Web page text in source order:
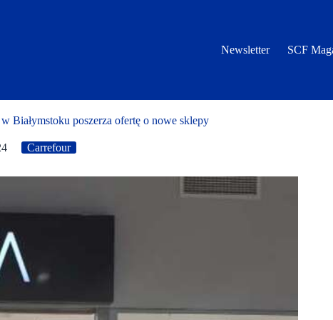
Newsletter SCF
Białymstoku poszerza ofertę o nowe sklepy
Carrefour